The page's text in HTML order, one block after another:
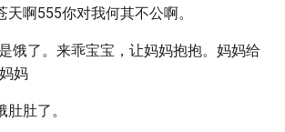
啊555你对我何其不公啊。
饿了。来乖宝宝，让妈妈抱抱。妈妈给
妈
肚了。